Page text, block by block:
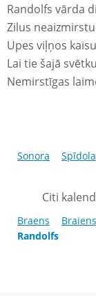
Randolfs vārda
Zilus
Upes viļņos
Lai tie šajā
Nemirstīgas
Sonora Spīdola
Citi
Braens Braiens
Randolfs